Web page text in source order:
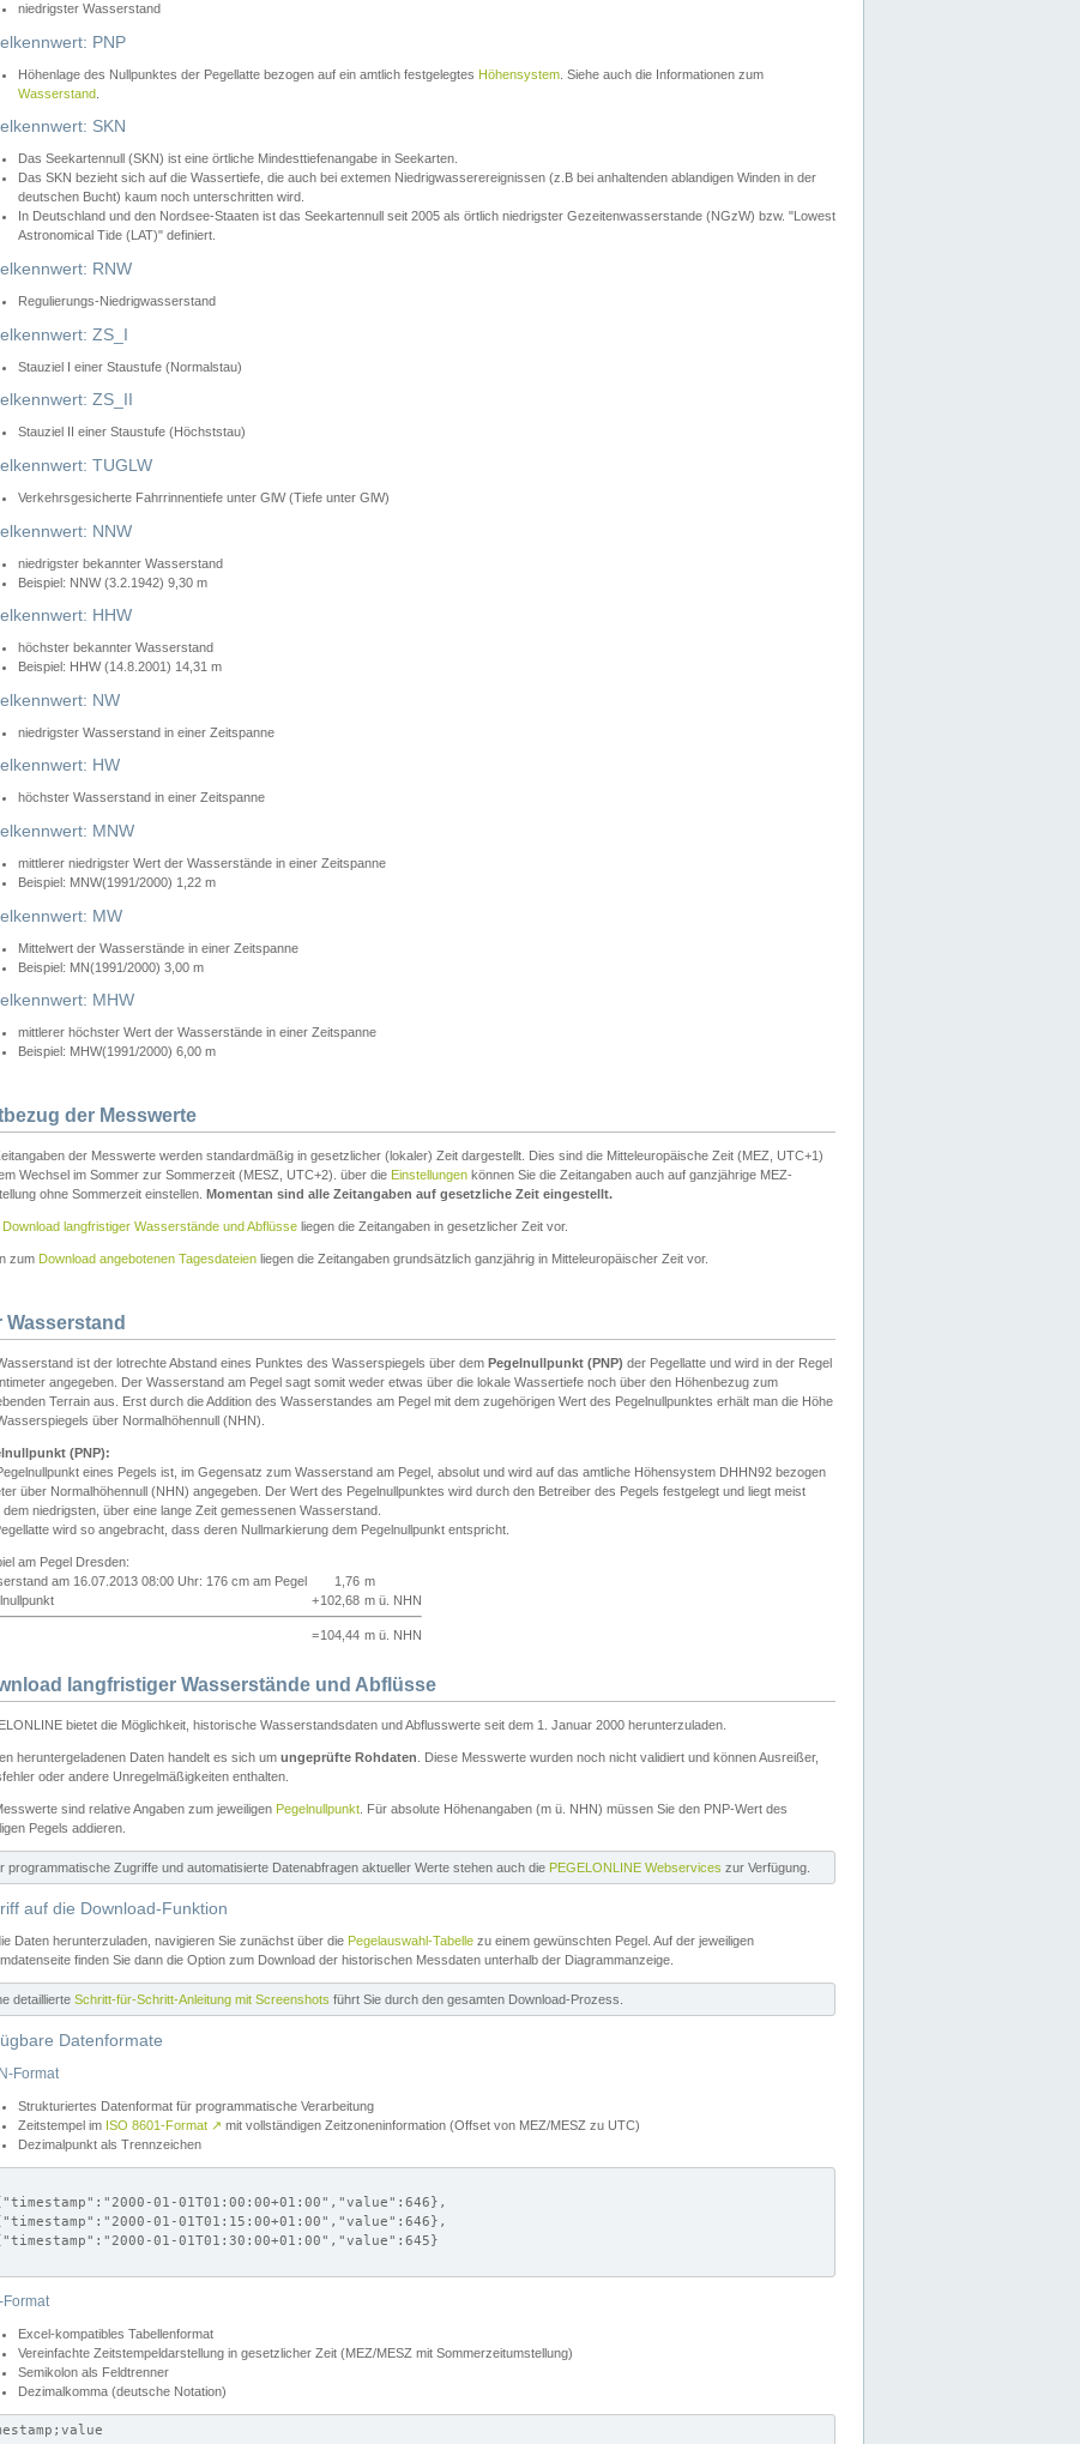
niedrigster Wasserstand
PNP
Höhenlage des Nullpunktes der Pegellatte bezogen auf ein amtlich festgelegtes Höhensystem . Siehe auch die Informationen zum
Wasserstand
SKN
Das Seekartennull (SKN) ist eine örtliche Mindesttiefenangabe in Seekarten.
Das SKN bezieht sich auf die Wassertiefe, die auch bei extemen Niedrigwasserereignissen (z.B bei anhaltenden ablandigen Winden in der
deutschen Bucht) kaum noch unterschritten wird.
In Deutschland und den Nordsee-Staaten ist das Seekartennull seit 2005 als örtlich niedrigster Gezeitenwasserstande (NGzW) bzw. "Lowest
Astronomical Tide (LAT)" definiert.
RNW
Regulierungs-Niedrigwasserstand
ZS_I
Stauziel I einer Staustufe (Normalstau)
ZS_II
Stauziel II einer Staustufe (Höchststau)
TUGLW
Verkehrsgesicherte Fahrrinnentiefe unter GlW (Tiefe unter GlW)
NNW
niedrigster bekannter Wasserstand
Beispiel: NNW (3.2.1942) 9,30 m
HHW
höchster bekannter Wasserstand
Beispiel: HHW (14.8.2001) 14,31 m
NW
niedrigster Wasserstand in einer Zeitspanne
HW
höchster Wasserstand in einer Zeitspanne
MNW
mittlerer niedrigster Wert der Wasserstände in einer Zeitspanne
Beispiel: MNW(1991/2000) 1,22 m
MW
Mittelwert der Wasserstände in einer Zeitspanne
Beispiel: MN(1991/2000) 3,00 m
MHW
mittlerer höchster Wert der Wasserstände in einer Zeitspanne
Beispiel: MHW(1991/2000) 6,00 m
der Messwerte
der Messwerte werden standardmäßig in gesetzlicher (lokaler) Zeit dargestellt. Dies sind die Mitteleuropäische Zeit (MEZ, UTC+1)
Wechsel im Sommer zur Sommerzeit (MESZ, UTC+2). über die Einstellungen können Sie die Zeitangaben auch auf ganzjährige MEZ-
ohne Sommerzeit einstellen. Momentan sind alle Zeitangaben auf gesetzliche Zeit eingestellt.
Download langfristiger Wasserstände und Abflüsse liegen die Zeitangaben in gesetzlicher Zeit vor.
zum Download angebotenen Tagesdateien liegen die Zeitangaben grundsätzlich ganzjährig in Mitteleuropäischer Zeit vor.
Wasserstand
ist der lotrechte Abstand eines Punktes des Wasserspiegels über dem Pegelnullpunkt (PNP) der Pegellatte und wird in der Regel
angegeben. Der Wasserstand am Pegel sagt somit weder etwas über die lokale Wassertiefe noch über den Höhenbezug zum
Terrain aus. Erst durch die Addition des Wasserstandes am Pegel mit dem zugehörigen Wert des Pegelnullpunktes erhält man die Höhe
über Normalhöhennull (NHN).
(PNP):
eines Pegels ist, im Gegensatz zum Wasserstand am Pegel, absolut und wird auf das amtliche Höhensystem DHHN92 bezogen
über Normalhöhennull (NHN) angegeben. Der Wert des Pegelnullpunktes wird durch den Betreiber des Pegels festgelegt und liegt meist
dem niedrigsten, über eine lange Zeit gemessenen Wasserstand.
wird so angebracht, dass deren Nullmarkierung dem Pegelnullpunkt entspricht.
am Pegel Dresden:
am 16.07.2013 08:00 Uhr: 176 cm am Pegel
1,76 m
+102,68 m ü. NHN
=104,44 m ü. NHN
langfristiger Wasserstände und Abflüsse
bietet die Möglichkeit, historische Wasserstandsdaten und Abflusswerte seit dem 1. Januar 2000 herunterzuladen.
heruntergeladenen Daten handelt es sich um ungeprüfte Rohdaten . Diese Messwerte wurden noch nicht validiert und können Ausreißer,
oder andere Unregelmäßigkeiten enthalten.
sind relative Angaben zum jeweiligen Pegelnullpunkt . Für absolute Höhenangaben (m ü. NHN) müssen Sie den PNP-Wert des
Pegels addieren.
programmatische Zugriffe und automatisierte Datenabfragen aktueller Werte stehen auch die PEGELONLINE Webservices zur Verfügung.
auf die Download-Funktion
Daten herunterzuladen, navigieren Sie zunächst über die Pegelauswahl-Tabelle zu einem gewünschten Pegel. Auf der jeweiligen
finden Sie dann die Option zum Download der historischen Messdaten unterhalb der Diagrammanzeige.
detaillierte Schritt-für-Schritt-Anleitung mit Screenshots führt Sie durch den gesamten Download-Prozess.
Datenformate
Format
Strukturiertes Datenformat für programmatische Verarbeitung
Zeitstempel im ISO 8601-Format ↗ mit vollständigen Zeitzoneninformation (Offset von MEZ/MESZ zu UTC)
Dezimalpunkt als Trennzeichen
01-01T01:00:00+01:00","value":646},
01-01T01:15:00+01:00","value":646},
01-01T01:30:00+01:00","value":645}
Format
Excel-kompatibles Tabellenformat
Vereinfachte Zeitstempeldarstellung in gesetzlicher Zeit (MEZ/MESZ mit Sommerzeitumstellung)
Semikolon als Feldtrenner
Dezimalkomma (deutsche Notation)